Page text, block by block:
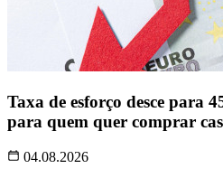
Taxa de esforço desce para
para quem quer comprar
04.08.2026